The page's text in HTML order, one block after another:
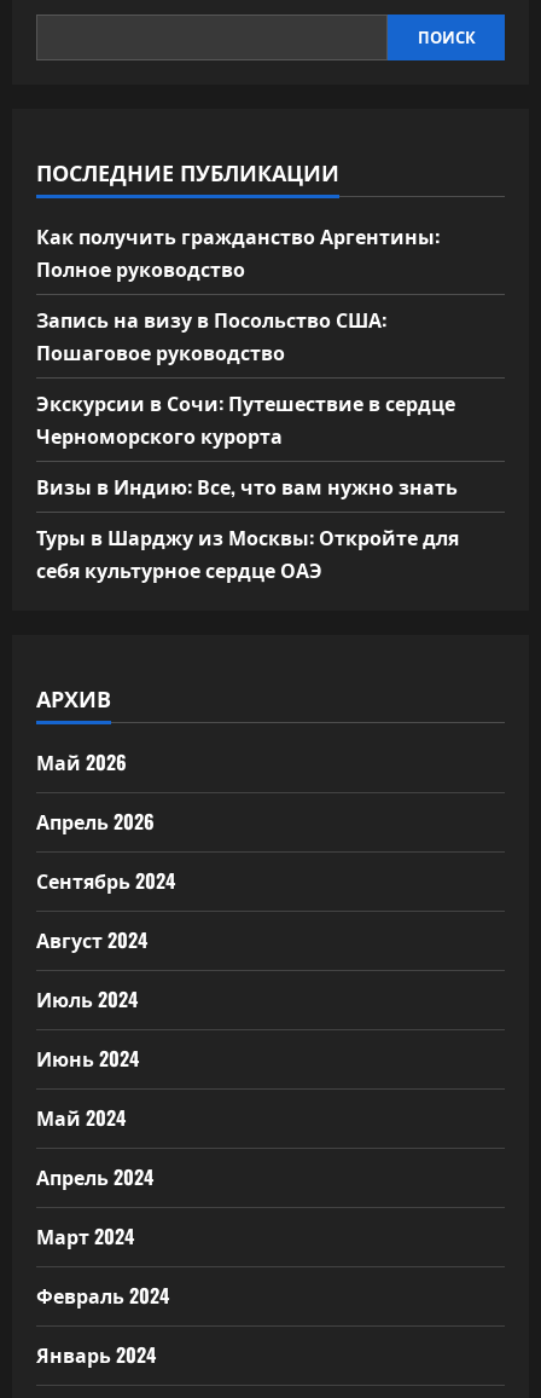
ПОИСК
ПОСЛЕДНИЕ ПУБЛИКАЦИИ
Как получить гражданство Аргентины:
Полное руководство
Запись на визу в Посольство США:
Пошаговое руководство
Экскурсии в Сочи: Путешествие в сердце
Черноморского курорта
Визы в Индию: Все, что вам нужно знать
Туры в Шарджу из Москвы: Откройте для
себя культурное сердце ОАЭ
АРХИВ
Май 2026
Апрель 2026
Сентябрь 2024
Август 2024
Июль 2024
Июнь 2024
Май 2024
Апрель 2024
Март 2024
Февраль 2024
Январь 2024